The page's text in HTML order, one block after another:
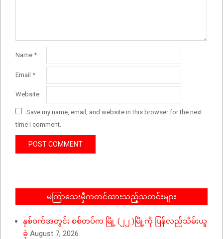
Name *
Email *
Website
Save my name, email, and website in this browser for the next
time I comment.
မကြာသေးမှီကတင်ထားသည့်သတင်းများ
နှစ်ဝက်အတွင်း စစ်တပ်က မြို့ (၂၂ )မြို့ကို ပြန်လည်သိမ်းယူ
ခဲ့ August 7, 2026